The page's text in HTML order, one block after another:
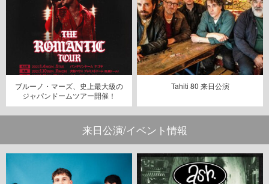
ブルーノ・マーズ、史上最大級の
ジャパンドームツアー開催！
Tahiti 80 来日公演
来日公演/イベント情報